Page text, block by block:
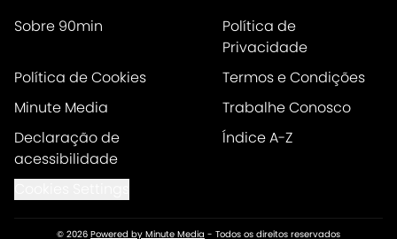
Sobre 90min
Política de
Privacidade
Política de Cookies
Termos e Condições
Minute Media
Trabalhe Conosco
Declaração de
acessibilidade
Índice A-Z
© 2026 Powered by Minute Media - Todos os direitos reservados